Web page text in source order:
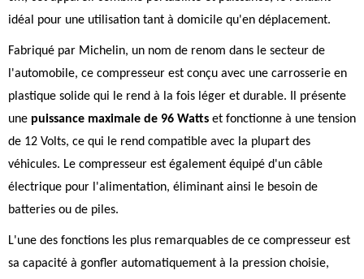
idéal pour une utilisation tant à domicile qu'en déplacement.
Fabriqué par Michelin, un nom de renom dans le secteur de
l'automobile, ce compresseur est conçu avec une carrosserie en
plastique solide qui le rend à la fois léger et durable. Il présente
une puissance maximale de 96 Watts et fonctionne à une tension
de 12 Volts, ce qui le rend compatible avec la plupart des
véhicules. Le compresseur est également équipé d'un câble
électrique pour l'alimentation, éliminant ainsi le besoin de
batteries ou de piles.
L'une des fonctions les plus remarquables de ce compresseur est
sa capacité à gonfler automatiquement à la pression choisie,